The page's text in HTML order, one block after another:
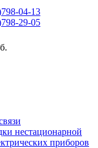
04-13
29-05
нестационарной
приборов